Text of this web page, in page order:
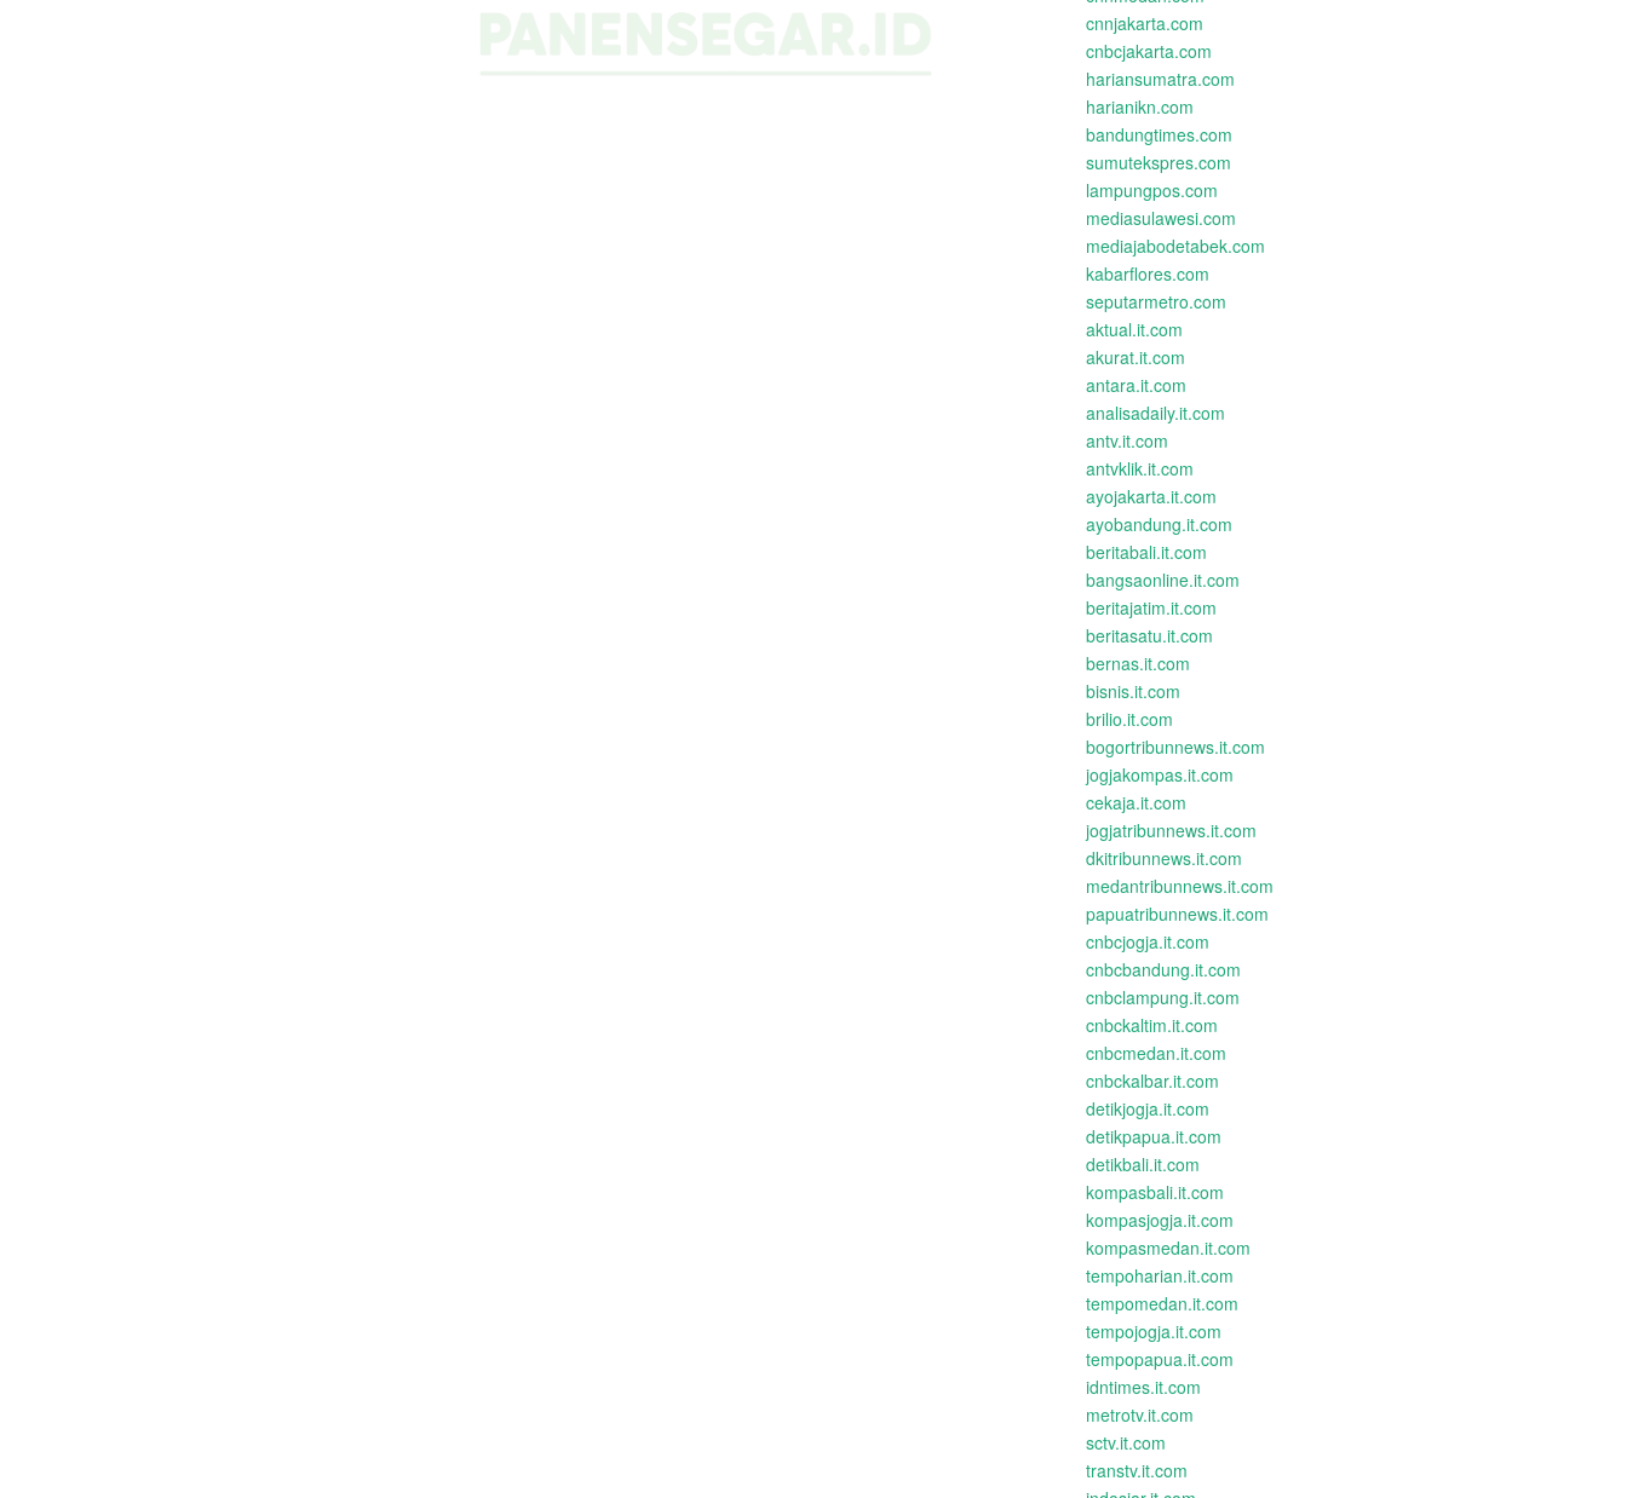
cnnjakarta.com
cnbcjakarta.com
hariansumatra.com
harianikn.com
bandungtimes.com
sumutekspres.com
lampungpos.com
mediasulawesi.com
mediajabodetabek.com
kabarflores.com
seputarmetro.com
aktual.it.com
akurat.it.com
antara.it.com
analisadaily.it.com
antv.it.com
antvklik.it.com
ayojakarta.it.com
ayobandung.it.com
beritabali.it.com
bangsaonline.it.com
beritajatim.it.com
beritasatu.it.com
bernas.it.com
bisnis.it.com
brilio.it.com
bogortribunnews.it.com
jogjakompas.it.com
cekaja.it.com
jogjatribunnews.it.com
dkitribunnews.it.com
medantribunnews.it.com
papuatribunnews.it.com
cnbcjogja.it.com
cnbcbandung.it.com
cnbclampung.it.com
cnbckaltim.it.com
cnbcmedan.it.com
cnbckalbar.it.com
detikjogja.it.com
detikpapua.it.com
detikbali.it.com
kompasbali.it.com
kompasjogja.it.com
kompasmedan.it.com
tempoharian.it.com
tempomedan.it.com
tempojogja.it.com
tempopapua.it.com
idntimes.it.com
metrotv.it.com
sctv.it.com
transtv.it.com